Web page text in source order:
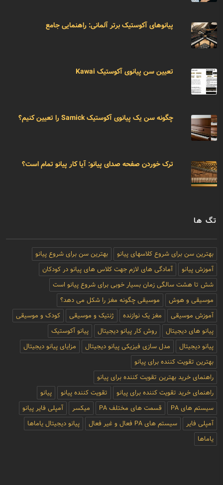
پیانوهای آکوستیک برتر آلمانی: راهنمایی جامع
تعیین سن پیانوی آکوستیک Kawai
چگونه سن یک پیانوی آکوستیک Samick را تعیین کنیم؟
ترک خوردن صفحه صدای پیانو: آیا کار پیانو تمام است؟
تگ ها
بهترین سن برای شروع کلاسهای پیانو
بهترین سن برای شروع پیانو
آموزش پیانو
آمادگی های لازم جهت کلاس های پیانو در کودکان
شش تا هشت سالگی زمان بسیار خوبی برای شروع پیانو است
موسیقی و هوش
موسیقی چگونه مغز را شکل می دهد؟
آموزش موسیقی
مغز یک نوازنده ژنتیک و موسیقی
کودک و موسیقی
پیانو های دیجیتال
روش کار پیانو دیجیتال
پیانو آکوستیک
پیانو دیجیتال
مدل سازی فیزیکی پیانو دیجیتال
مزایای پیانو دیجیتال
بهترین تقویت کننده برای پیانو
راهنمای خرید بهترین تقویت کننده برای پیانو
راهنمای خرید تقویت کننده برای پیانو
تقویت کننده پیانو
پیانو
سیستم های PA
قسمت های مختلف PA میکسر
آمپلی فایر پیانو
آمپلی فایر
سیستم های PA فعال و غیر فعال
پیانو دیجیتال یاماها
یاماها